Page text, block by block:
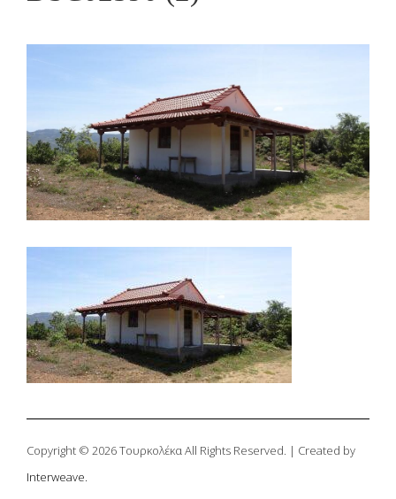
Copyright © 2026 Τουρκολέκα All Rights Reserved. | Created by
Interweave.